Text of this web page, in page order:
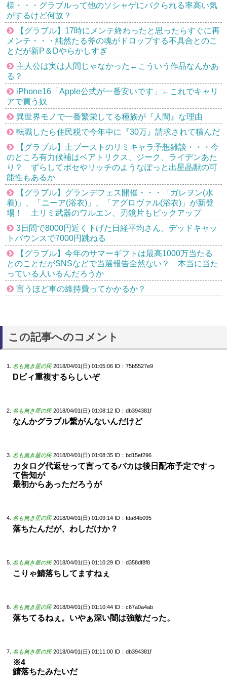
様・・・グラブルって他のソシャゲにパクられる率高い気
がするけど何故？
【グラブル】17時にメンテ終わったと思ったらすぐに再
メンテ・・・純然たる斧の魂がドロップする不具合とのこ
とだが新P＆Dやらかしすぎ
主人公は実は人間じゃなかった←こういう作品なんかあ
る？
iPhone16「Apple公式が一番安いです」←これでキャリ
アで買う奴
異世界モノで一番繁栄してる種族が『人間』な理由
転職したら住民税で今年中に『30万』請求されて積んだ
【グラブル】土ブーストのリミキャラ予想雑談・・・今
のところ有力候補はベアトリクス、ジーク、ライデンあた
り？ ずらしてポセやリッチのようなぽっと出星晶獣の可
能性もあるか
【グラブル】グランデフェス開催・・・「ガレヲン(水
着)」、「ニーア(浴衣)」、「アグロヴァル(浴衣)」が新登
場！ 土リミ武器のワルエン、刃鏡片もピックアップ
3日間で8000円近く下げた日経平均さん、デッドキャッ
トバウンスで7000円跳ねる
【グラブル】今年のサマーギフトは最高1000万当たる
とのことだがSNSなどで当選報告全然ない？ 本当に当た
っている人いるんだろうか
言うほど車の維持費ってかかるか？
この記事へのコメント
名も無き星の民 2018/04/01(日) 01:05:06 ID：75b5527e9
Dビィ重複するらしいぞ
名も無き星の民 2018/04/01(日) 01:08:12 ID：db394381f
なんかグラブル繋がんないんだけど
名も無き星の民 2018/04/01(日) 01:08:35 ID：bd15ef296
カタログ代返せって言ってるバカは後日配布予定ですっ
て告知が
最初からあっただろうが
名も無き星の民 2018/04/01(日) 01:09:14 ID：fda84b095
落ちたんだが、わしだけか？
名も無き星の民 2018/04/01(日) 01:10:29 ID：d358df8f8
こりゃ鯖落ちしてますねぇ
名も無き星の民 2018/04/01(日) 01:10:44 ID：c67a0a4ab
落ちてるねぇ。いやぁ深い闇は強敵だった。
名も無き星の民 2018/04/01(日) 01:11:00 ID：db394381f
※4
鯖落ちたみたいだ